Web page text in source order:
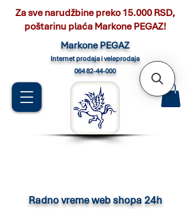
Markone PEGAZ
Internet prodaja i veleprodaja
064 82-44-000
Radno vreme web shopa 24h
Za sve narudžbine preko 15.000 RSD,
poštarinu plaća Markone PEGAZ!